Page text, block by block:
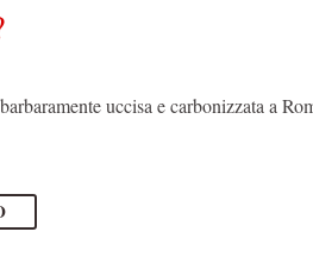
uccisa e carbonizzata a